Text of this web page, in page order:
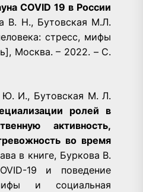
COVID 19 в России
В. Н., Бутовская М.Л.
стресс, мифы
Москва. – 2022. – С.
И., Бутовская М. Л.
ролей в
активность,
во время
в книге, Буркова В.
19 и поведение
и социальная